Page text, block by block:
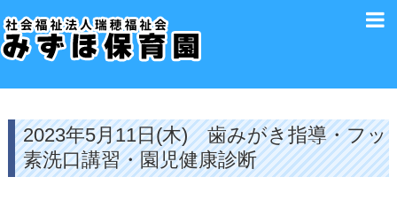
2023年5月11日(木) 歯みがき指導・フッ
素洗口講習・園児健康診断